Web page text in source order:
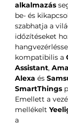
alkalmazás
be- és
szabhatja a
időzítéseket
kompatibilis a
Assistant,
Alexa és
SmartThings
Emellett a
mellékelt
a